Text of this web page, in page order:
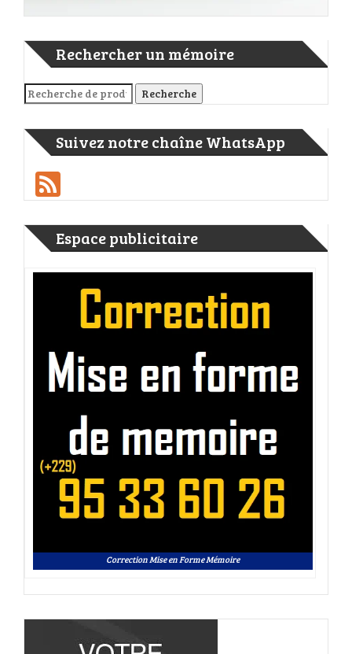
Rechercher un mémoire
Recherche pour : Recherche
Suivez notre chaîne WhatsApp
Espace publicitaire
Correction Mise en Forme Mémoire